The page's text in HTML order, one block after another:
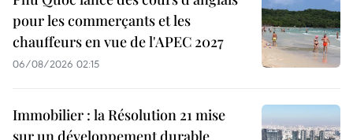
pour les commerçants et les
chauffeurs en vue de l'APEC 2027
06/08/2026 02:15
Immobilier : la Résolution 21 mise
sur un développement durable